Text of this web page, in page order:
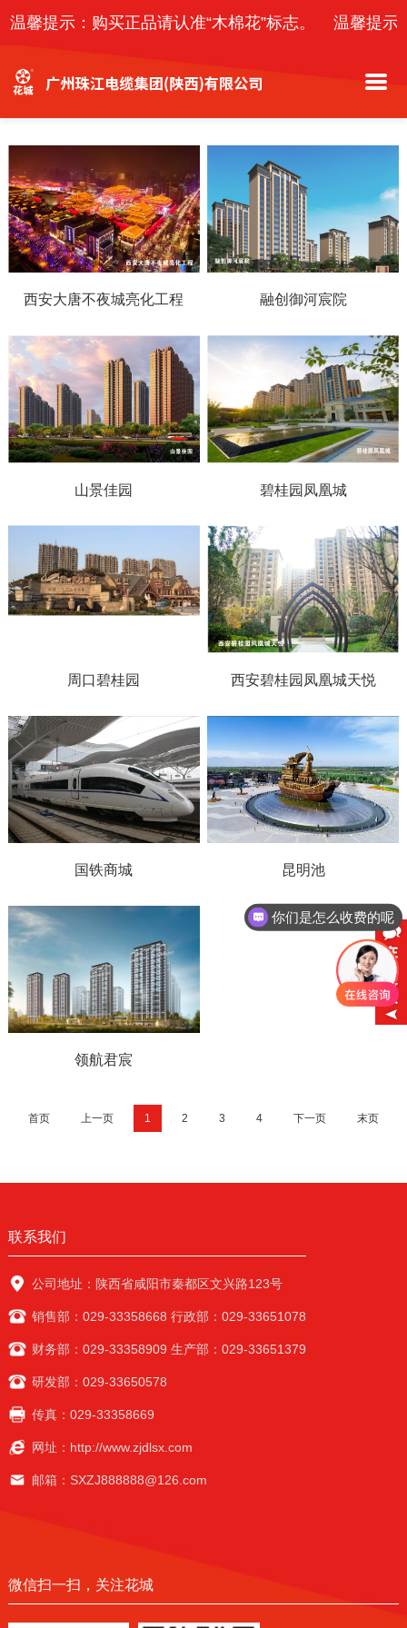
温馨提示：购买正品请认准“木棉花”标志。 温馨提示
西安大唐不夜城亮化工程 融创御河宸院
山景佳园 碧桂园凤凰城
周口碧桂园 西安碧桂园凤凰城天悦
国铁商城 昆明池
领航君宸
首页 上一页 1 2 3 4 下一页 末页
联系我们
公司地址：陕西省咸阳市秦都区文兴路123号
销售部：029-33358668 行政部：029-33651078
财务部：029-33358909 生产部：029-33651379
研发部：029-33650578
传真：029-33358669
网址：http://www.zjdlsx.com
邮箱：SXZJ888888@126.com
微信扫一扫，关注花城
你们是怎么收费的呢